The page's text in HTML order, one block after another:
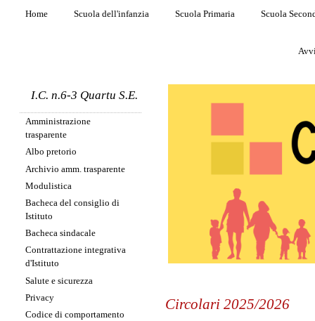
Home Scuola dell'infanzia Scuola Primaria Scuola
I.C. n.6-3 Quartu S.E.
Amministrazione
trasparente
Albo pretorio
Archivio amm. trasparente
Modulistica
Bacheca del consiglio di
Istituto
Bacheca sindacale
Contrattazione integrativa
d'Istituto
Salute e sicurezza
Privacy
Codice di comportamento
Circolari 2025/2026